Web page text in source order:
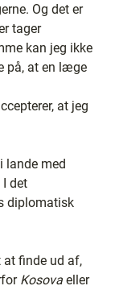
Og det er
tager
kan jeg ikke
på, at en læge
at jeg
lande med
det
diplomatisk
finde ud af,
Kosova eller